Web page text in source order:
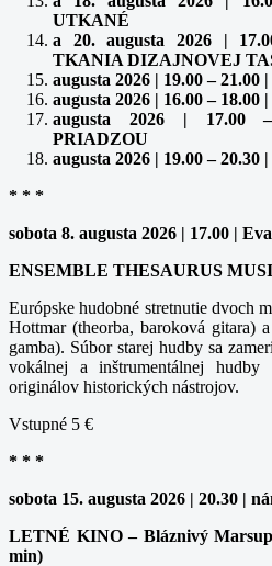
UTKANÉ
a 20. augusta 2026 |
TKANIA DIZAJNOVEJ
augusta 2026 | 19.00 –
augusta 2026 | 16.00 –
augusta 2026 | 17.00
PRIADZOU
augusta 2026 | 19.00 –
* * *
sobota 8. augusta 2026 | 17.00 |
ENSEMBLE THESAURUS
Európske hudobné stretnutie dvoch
Hottmar (theorba, baroková gitara)
gamba). Súbor starej hudby sa
vokálnej a inštrumentálnej
originálov historických nástrojov.
Vstupné 5 €
* * *
sobota 15. augusta 2026 | 20.30 |
LETNÉ KINO – Bláznivý
min)